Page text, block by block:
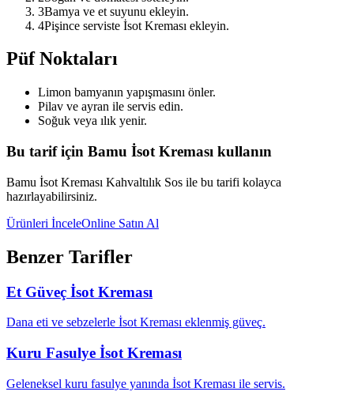
3Bamya ve et suyunu ekleyin.
4Pişince serviste İsot Kreması ekleyin.
Püf Noktaları
Limon bamyanın yapışmasını önler.
Pilav ve ayran ile servis edin.
Soğuk veya ılık yenir.
Bu tarif için Bamu İsot Kreması kullanın
Bamu İsot Kreması Kahvaltılık Sos ile bu tarifi kolayca
hazırlayabilirsiniz.
Ürünleri İnceleOnline Satın Al
Benzer Tarifler
Et Güveç İsot Kreması
Dana eti ve sebzelerle İsot Kreması eklenmiş güveç.
Kuru Fasulye İsot Kreması
Geleneksel kuru fasulye yanında İsot Kreması ile servis.